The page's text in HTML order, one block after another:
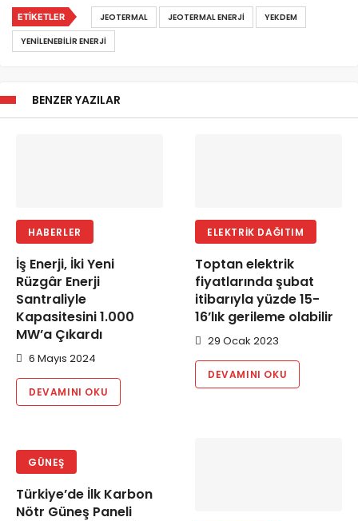
ETIKETLER JEOTERMAL JEOTERMAL ENERJI
YEKDEM
YENILENEBILIR ENERJI
BENZER YAZILAR
HABERLER
İş Enerji, İki Yeni
Rüzgâr Enerji
Santraliyle
Kapasitesini 1.000
MW’a Çıkardı
6 Mayıs 2024
DEVAMINI OKU
ELEKTRIK DAĞITIM
Toptan elektrik
fiyatlarında şubat
itibarıyla yüzde 15-
16’lık gerileme olabilir
29 Ocak 2023
DEVAMINI OKU
GÜNEŞ
Türkiye’de İlk Karbon
Nötr Güneş Paneli